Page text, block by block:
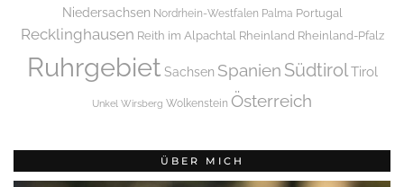
Niedersachsen Nordrhein-Westfalen Palma Portugal
Recklinghausen Reith im Alpachtal Rheinland Rheinland-Pfalz
Ruhrgebiet Sachsen Spanien SüdtirolTirol
Unkel Wirsberg Wolkenstein Österreich
ÜBER MICH